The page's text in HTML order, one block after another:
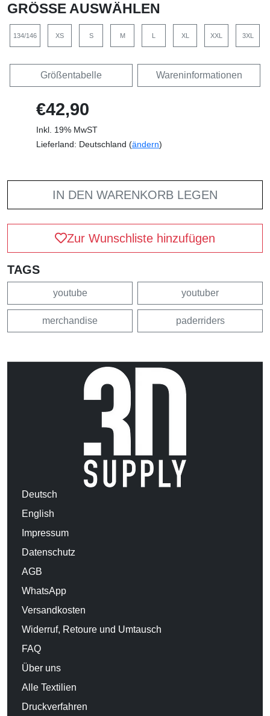
GRÖSSE AUSWÄHLEN
134/146 XS S M XL XXL 3XL
Größentabelle Wareninformationen
€42,90
Inkl. 19% MwST
Lieferland: Deutschland (ändern)
IN DEN WARENKORB LEGEN
Zur Wunschliste hinzufügen
TAGS
youtube youtuber
merchandise paderriders
Deutsch
English
Impressum
Datenschutz
AGB
WhatsApp
Versandkosten
Widerruf, Retoure und Umtausch
FAQ
Über uns
Alle Textilien
Druckverfahren